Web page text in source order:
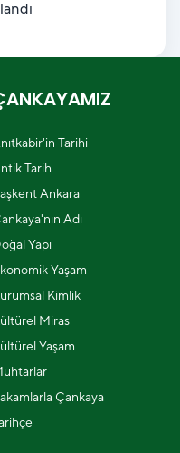
Tarihi
Tarih
Ankara
Adı
Yapı
Yaşam
Kimlik
Miras
Yaşam
Çankaya